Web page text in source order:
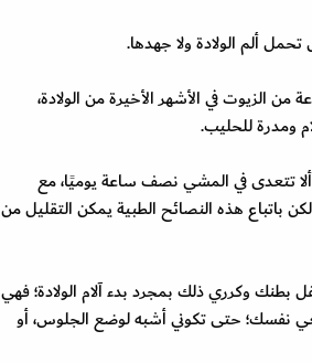
ألم الولادة ولا جهدها.
الزيوت في الأشهر الأخيرة من الولادة،
ومدرة للحليب.
ألا تتعدى في المشي نصف ساعة يوميًا، مع
باتباع هذه النصائح الطبية يمكن التقليل من
وكرري ذلك بمجرد بدء آلام الولادة؛ فهي
نفسك؛ حتى تكوني أشبه لوضع الجلوس، أو